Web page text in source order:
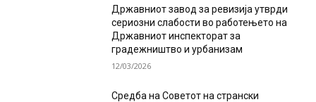
Државниот завод за ревизија утврди
сериозни слабости во работењето на
Државниот инспекторат за
градежништво и урбанизам
12/03/2026
Средба на Советот на странски